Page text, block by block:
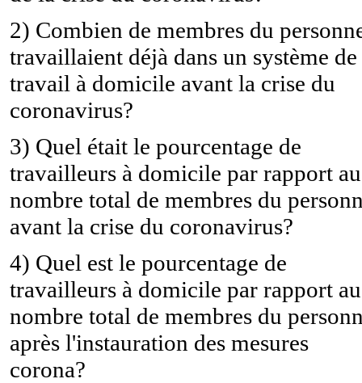
2) Combien de membres du
travaillaient déjà dans un système de
travail à domicile avant la crise du
coronavirus?
3) Quel était le pourcentage de
travailleurs à domicile par rapport au
nombre total de membres du
avant la crise du coronavirus?
4) Quel est le pourcentage de
travailleurs à domicile par rapport au
nombre total de membres du
après l'instauration des mesures
corona?